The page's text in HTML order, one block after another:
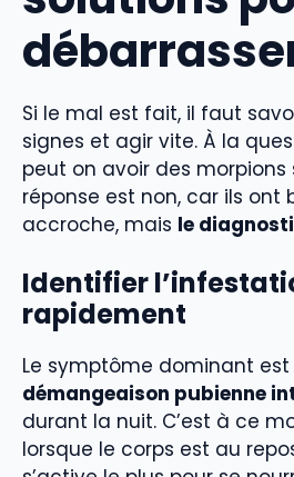
Si le mal est fait, il faut
signes et agir vite. À la
peut on avoir des morpions
réponse est non, car ils ont
accroche, mais le
Identifier
rapidement
Le symptôme dominant est
démangeaison pubienne
durant la nuit. C’est à ce
lorsque le corps est au